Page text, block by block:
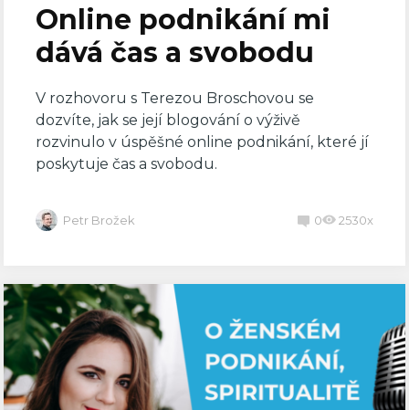
Online podnikání mi
dává čas a svobodu
V rozhovoru s Terezou Broschovou se
dozvíte, jak se její blogování o výživě
rozvinulo v úspěšné online podnikání, které jí
poskytuje čas a svobodu.
Petr Brožek 0 2530x